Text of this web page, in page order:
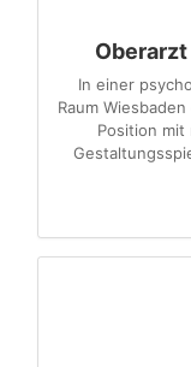
In einer
Raum
Position mit